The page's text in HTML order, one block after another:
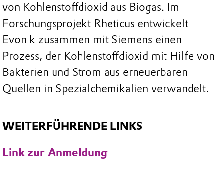
von Kohlenstoffdioxid aus Biogas. Im
Forschungsprojekt Rheticus entwickelt
Evonik zusammen mit Siemens einen
Prozess, der Kohlenstoffdioxid mit Hilfe von
Bakterien und Strom aus erneuerbaren
Quellen in Spezialchemikalien verwandelt.
WEITERFÜHRENDE LINKS
Link zur Anmeldung